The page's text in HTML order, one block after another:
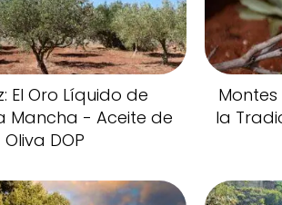
El Oro Líquido de
Mancha - Aceite de
Oliva DOP
la